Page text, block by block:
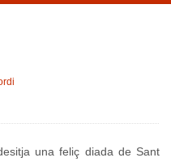
una feliç diada de Sant